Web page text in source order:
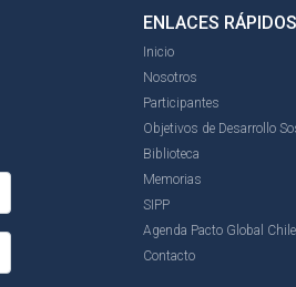
ENLACES RÁPIDOS
Inicio
Nosotros
Participantes
Objetivos de Desarrollo
Biblioteca
Memorias
SIPP
Agenda Pacto Global Chile
Contacto